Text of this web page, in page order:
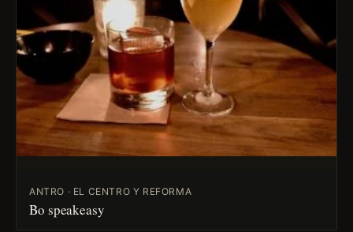
ANTRO · EL CENTRO Y REFORMA
Bo speakeasy